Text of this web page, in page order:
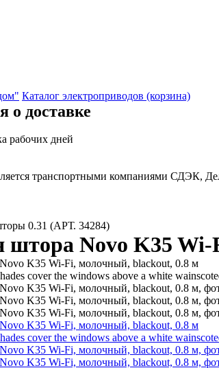
Каталог электроприводов (корзина)
доставке
рабочих дней
транспортными компаниями СДЭК,
0.31 (АРТ. 34284)
штора Novo K35